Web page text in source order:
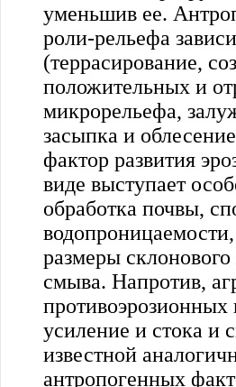
уменьшив ее.
роли-рельефа
(террасирование,
положительных и
микрорельефа,
засыпка и
фактор развития
виде выступает
обработка почвы,
размеры
смыва. Напротив,
противоэрозионных
усиление и стока и
известной
антропогенных